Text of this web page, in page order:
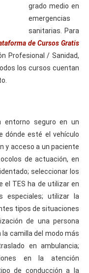
grado medio en
emergencias
sanitarias. Para
de Cursos Gratis
Profesional / Sanidad,
los cursos cuentan
entorno seguro en un
dónde esté el vehículo
y acceso a un paciente
de actuación, en
seleccionar los
el TES ha de utilizar en
especiales; utilizar la
tipos de situaciones
de una persona
camilla del modo más
en ambulancia;
en la atención
de conducción a la